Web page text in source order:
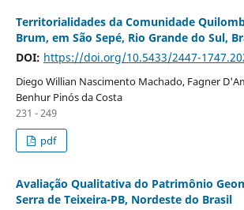
Territorialidades da Comunidade
Brum, em São Sepé, Rio Grande do Sul,
DOI: https://doi.org/10.5433/2447-
Diego Willian Nascimento Machado, Fagner
Benhur Pinós da Costa
231 - 249
pdf
Avaliação Qualitativa do Patrimônio
Serra de Teixeira-PB, Nordeste do Brasil